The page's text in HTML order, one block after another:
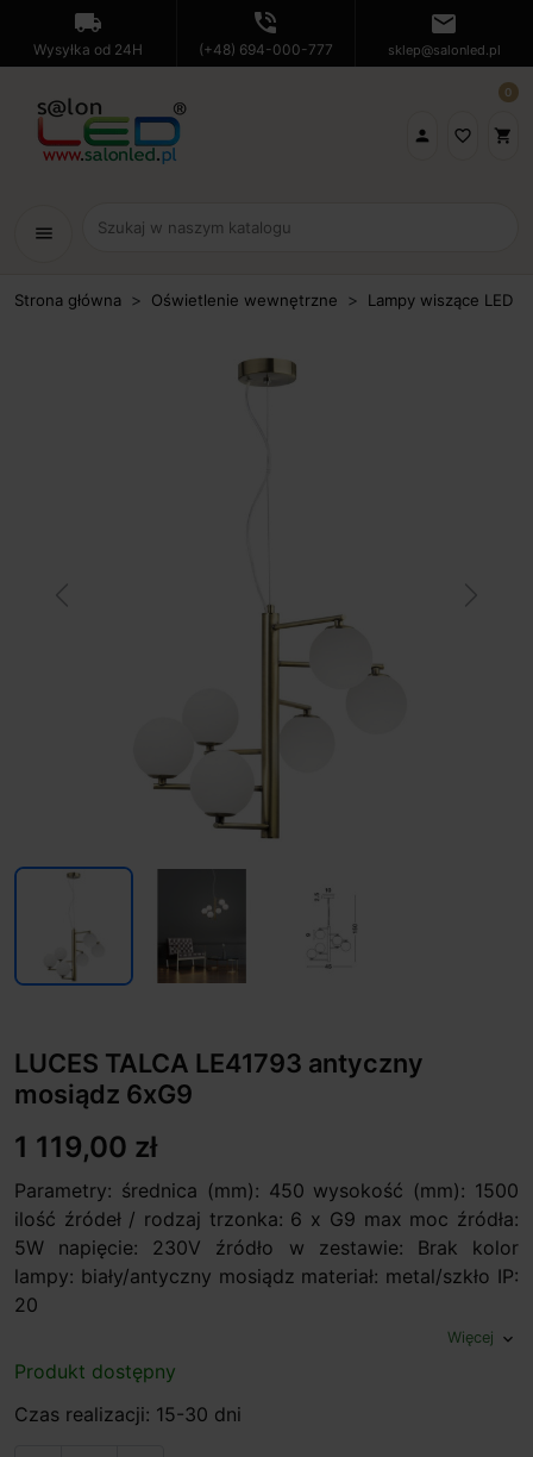
local_shipping
Wysyłka od 24H
phone_in_talk
(+48) 694-000-777
mail
sklep@salonled.pl
 favorite_border shopping_cart
0
menu
Strona główna Oświetlenie wewnętrzne Lampy wiszące LED
LUCES TALCA LE41793 antyczny
mosiądz 6xG9
1 119,00 zł
Parametry: średnica (mm): 450 wysokość (mm): 1500
ilość źródeł / rodzaj trzonka: 6 x G9 max moc źródła:
5W napięcie: 230V źródło w zestawie: Brak kolor
lampy: biały/antyczny mosiądz materiał: metal/szkło IP:
20
Więcej expand_more
Produkt dostępny
Czas realizacji: 15-30 dni